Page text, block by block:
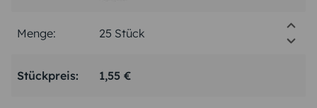
Menge:
Stückpreis: 1,55 €